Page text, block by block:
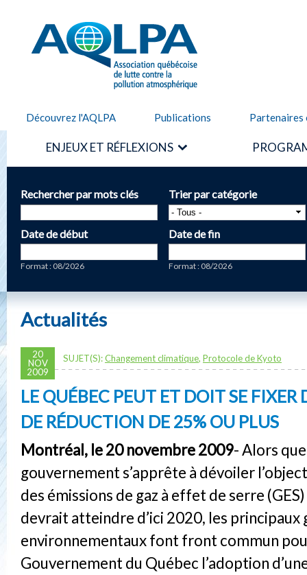
AQLPA
Découvrez l'AQLPA Publications Partenaires
ENJEUX ET RÉFLEXIONS
Rechercher par mots clés Trier par catégorie
Date de début
Format : 08/2026
Date de fin
Format : 08/2026
Actualités
20
NOV
2009
SUJET(S):Changement climatique, Protocole de Kyoto
LE QUÉBEC PEUT ET DOIT SE FIXER
DE RÉDUCTION DE 25% OU PLUS
Montréal, le 20 novembre 2009- Alors
gouvernement s’apprête à dévoiler
des émissions de gaz à effet de serre
devrait atteindre d’ici 2020, les principaux
environnementaux font front commun
Gouvernement du Québec l’adoption